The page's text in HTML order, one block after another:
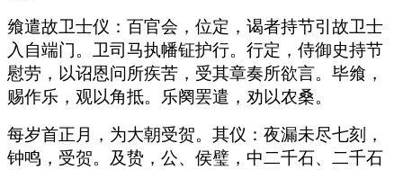
飨遣故卫士仪：百官会，位定，谒者持节引故卫士
入自端门。卫司马执幡钲护行。行定，侍御史持节
慰劳，以诏恩问所疾苦，受其章奏所欲言。毕飨，
赐作乐，观以角抵。乐阕罢遣，劝以农桑。
每岁首正月，为大朝受贺。其仪：夜漏未尽七刻，
钟鸣，受贺。及贽，公、侯璧，中二千石、二千石